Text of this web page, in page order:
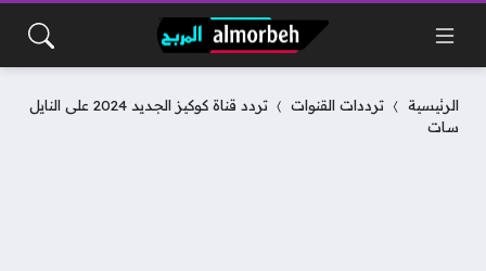
الرئيسية ترددات القنوات
تردد قناة كوكيز الجديد 2024 على النايل
سات